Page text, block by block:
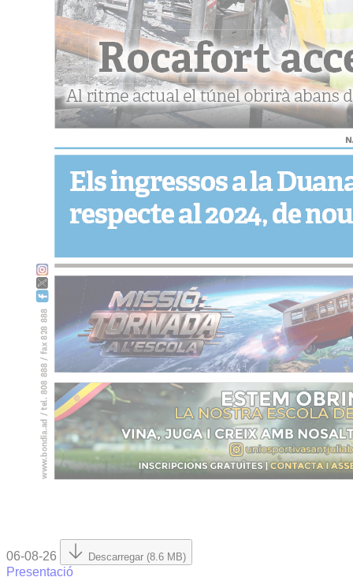
06-08-26 Descarregar (8.6 MB)
Presentació